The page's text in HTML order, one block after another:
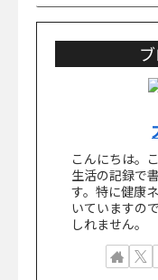
こんにちは。
生活の記録で
す。特に健康
いていますの
しれません。